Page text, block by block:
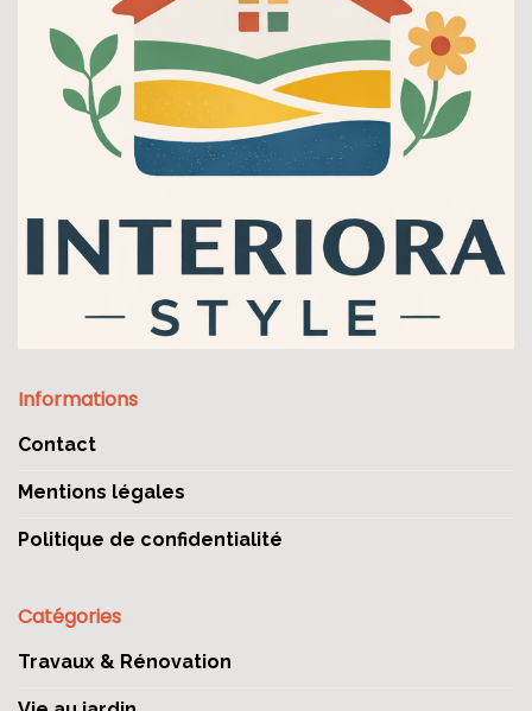
Informations
Contact
Mentions légales
Politique de confidentialité
Catégories
Travaux & Rénovation